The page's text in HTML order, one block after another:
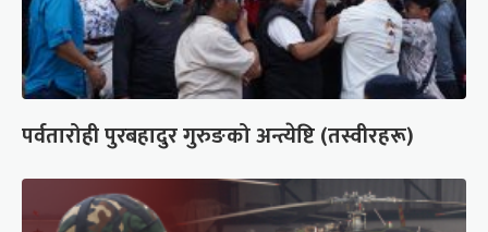
पर्वतारोही पुरबहादुर गुरुङको अन्त्येष्टि (तस्वीरहरू)